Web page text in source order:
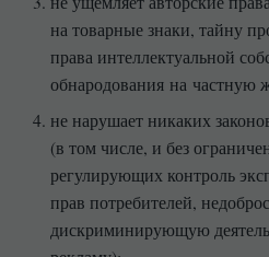
на товарные знаки, тайну
права интеллектуальной
обнародования на частную
не нарушает никаких
(в том числе, и без
регулирующих контроль
прав потребителей,
дискриминирующую